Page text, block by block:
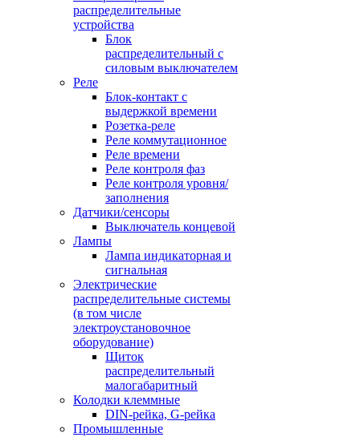
распределительные
устройства
Блок
распределительный с
силовым выключателем
Реле
Блок-контакт с
выдержкой времени
Розетка-реле
Реле коммутационное
Реле времени
Реле контроля фаз
Реле контроля уровня/
заполнения
Датчики/сенсоры
Выключатель концевой
Лампы
Лампа индикаторная и
сигнальная
Электрические
распределительные системы
(в том числе
электроустановочное
оборудование)
Щиток
распределительный
малогабаритный
Колодки клеммные
DIN-рейка, G-рейка
Промышленные